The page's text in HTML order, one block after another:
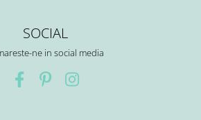
SOCIAL
ne in social media